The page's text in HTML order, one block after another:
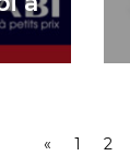
« 1 2